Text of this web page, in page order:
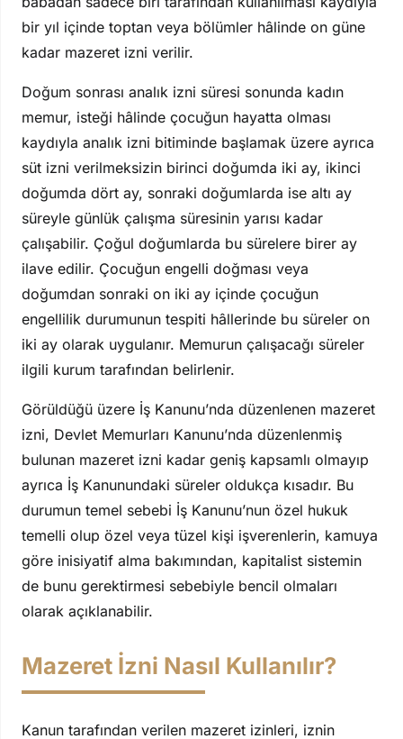
bir yıl içinde toptan veya bölümler hâlinde on güne
kadar mazeret izni verilir.
Doğum sonrası analık izni süresi sonunda kadın
memur, isteği hâlinde çocuğun hayatta olması
kaydıyla analık izni bitiminde başlamak üzere ayrıca
süt izni verilmeksizin birinci doğumda iki ay, ikinci
doğumda dört ay, sonraki doğumlarda ise altı ay
süreyle günlük çalışma süresinin yarısı kadar
çalışabilir. Çoğul doğumlarda bu sürelere birer ay
ilave edilir. Çocuğun engelli doğması veya
doğumdan sonraki on iki ay içinde çocuğun
engellilik durumunun tespiti hâllerinde bu süreler on
iki ay olarak uygulanır. Memurun çalışacağı süreler
ilgili kurum tarafından belirlenir.
Görüldüğü üzere İş Kanunu’nda düzenlenen mazeret
izni, Devlet Memurları Kanunu’nda düzenlenmiş
bulunan mazeret izni kadar geniş kapsamlı olmayıp
ayrıca İş Kanunundaki süreler oldukça kısadır. Bu
durumun temel sebebi İş Kanunu’nun özel hukuk
temelli olup özel veya tüzel kişi işverenlerin, kamuya
göre inisiyatif alma bakımından, kapitalist sistemin
de bunu gerektirmesi sebebiyle bencil olmaları
olarak açıklanabilir.
Mazeret İzni Nasıl Kullanılır?
Kanun tarafından verilen mazeret izinleri, iznin